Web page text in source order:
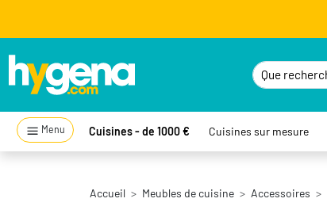
Menu Cuisines - de 1000 € Cuisines sur mesure
Accueil Meubles de cuisine Accessoires